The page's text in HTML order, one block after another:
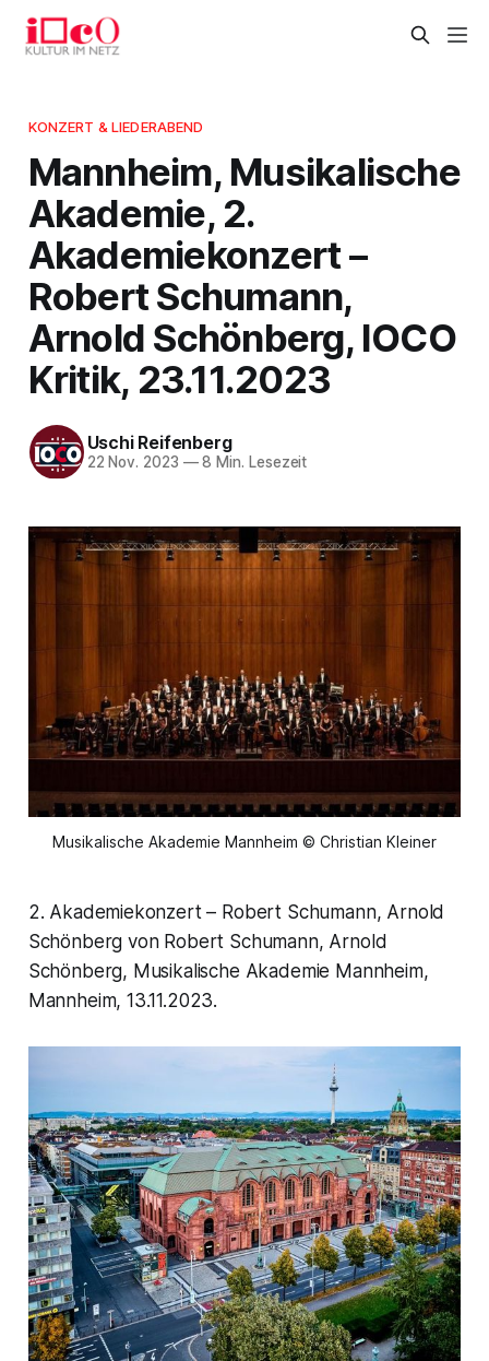
KONZERT & LIEDERABEND
Mannheim, Musikalische
Akademie, 2.
Akademiekonzert –
Robert Schumann,
Arnold Schönberg, IOCO
Kritik, 23.11.2023
Uschi Reifenberg
22 Nov. 2023 —8 Min. Lesezeit
Musikalische Akademie Mannheim © Christian Kleiner
2. Akademiekonzert – Robert Schumann, Arnold
Schönberg von Robert Schumann, Arnold
Schönberg, Musikalische Akademie Mannheim,
Mannheim, 13.11.2023.